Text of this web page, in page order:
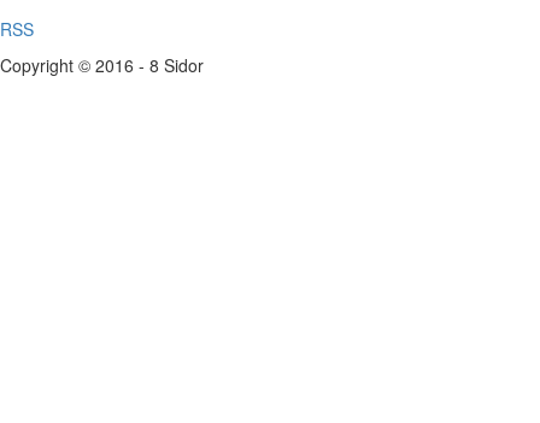
RSS
Copyright © 2016 - 8 Sidor